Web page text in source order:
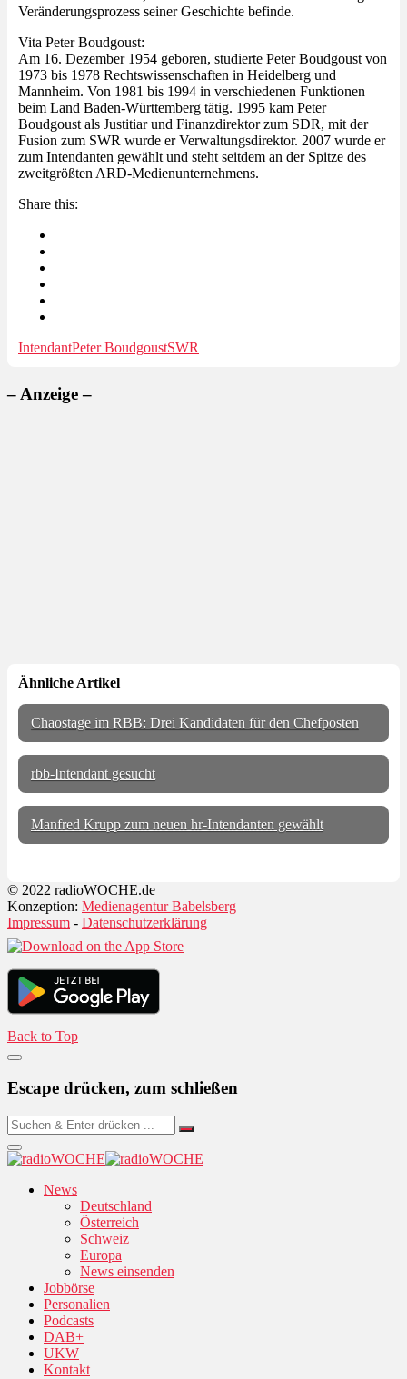
Veränderungsprozess seiner Geschichte befinde.
Vita Peter Boudgoust:
Am 16. Dezember 1954 geboren, studierte Peter Boudgoust von
1973 bis 1978 Rechtswissenschaften in Heidelberg und
Mannheim. Von 1981 bis 1994 in verschiedenen Funktionen
beim Land Baden-Württemberg tätig. 1995 kam Peter
Boudgoust als Justitiar und Finanzdirektor zum SDR, mit der
Fusion zum SWR wurde er Verwaltungsdirektor. 2007 wurde er
zum Intendanten gewählt und steht seitdem an der Spitze des
zweitgrößten ARD-Medienunternehmens.
Share this:
IntendantPeter BoudgoustSWR
– Anzeige –
Ähnliche Artikel
Chaostage im RBB: Drei Kandidaten für den Chefposten
rbb-Intendant gesucht
Manfred Krupp zum neuen hr-Intendanten gewählt
© 2022 radioWOCHE.de
Konzeption: Medienagentur Babelsberg
Impressum - Datenschutzerklärung
Back to Top
Escape drücken, zum schließen
News
Deutschland
Österreich
Schweiz
Europa
News einsenden
Jobbörse
Personalien
Podcasts
DAB+
UKW
Kontakt